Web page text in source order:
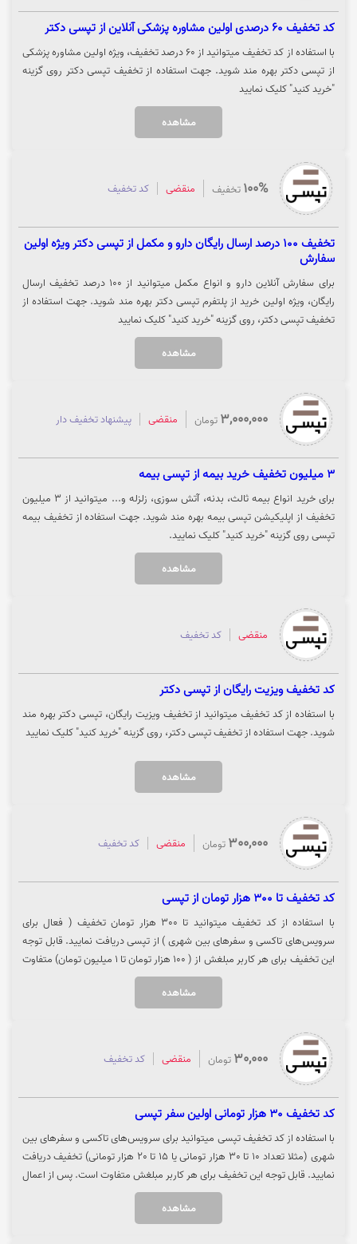
کد تخفیف 60 درصدی اولین مشاوره پزشکی آنلاین از تپسی دکتر
با استفاده از کد تخفیف میتوانید از 60 درصد تخفیف، ویژه اولین مشاوره پزشکی
از تپسی دکتر بهره مند شوید. جهت استفاده از تخفیف تپسی دکتر روی گزینه
"خرید کنید" کلیک نمایید
مشاهده
100% تخفیف منقضی کد تخفیف
تخفیف 100 درصد ارسال رایگان دارو و مکمل از تپسی دکتر ویژه اولین
سفارش
برای سفارش آنلاین دارو و انواع مکمل میتوانید از 100 درصد تخفیف ارسال
رایگان، ویژه اولین خرید از پلتفرم تپسی دکتر بهره مند شوید. جهت استفاده از
تخفیف تپسی دکتر، روی گزینه "خرید کنید" کلیک نمایید
مشاهده
3,000,000 تومان منقضی پیشنهاد تخفیف دار
3 میلیون تخفیف خرید بیمه از تپسی بیمه
برای خرید انواع بیمه ثالث، بدنه، آتش سوزی، زلزله و... میتوانید از 3 میلیون
تخفیف از اپلیکیشن تپسی بیمه بهره مند شوید. جهت استفاده از تخفیف بیمه
تپسی روی گزینه "خرید کنید" کلیک نمایید.
مشاهده
منقضی کد تخفیف
کد تخفیف ویزیت رایگان از تپسی دکتر
با استفاده از کد تخفیف میتوانید از تخفیف ویزیت رایگان، تپسی دکتر بهره مند
شوید. جهت استفاده از تخفیف تپسی دکتر، روی گزینه "خرید کنید" کلیک نمایید
مشاهده
300,000 تومان منقضی کد تخفیف
کد تخفیف تا 300 هزار تومان از تپسی
با استفاده از کد تخفیف میتوانید تا 300 هزار تومان تخفیف ( فعال برای
سرویس‌های تاکسی و سفرهای بین شهری ) از تپسی دریافت نمایید. قابل توجه
این تخفیف برای هر کاربر مبلغش از ( 100 هزار تومان تا 1 میلیون تومان) متفاوت
است. پس از اعمال کد، می‌توانید تعداد دفعات قابل استفاده، سقف تخفیف در
هر سفر و مهلت استفاده از کد را مشاهده کنید. جهت استفاده از تخفیف روی
مشاهده
30,000 تومان منقضی کد تخفیف
کد تخفیف 30 هزار تومانی اولین سفر تپسی
با استفاده از کد تخفیف تپسی میتوانید برای سرویس‌های تاکسی و سفرهای بین
شهری (مثلا تعداد 10 تا 30 هزار تومانی یا 15 تا 20 هزار تومانی) تخفیف دریافت
نمایید. قابل توجه این تخفیف برای هر کاربر مبلغش متفاوت است. پس از اعمال
کد، می‌توانید تعداد دفعات قابل استفاده، سقف تخفیف در هر سفر و مهلت
استفاده از کد را مشاهده کنید. جهت استفاده از تخفیف روی گزینه "سفر کنید"
مشاهده